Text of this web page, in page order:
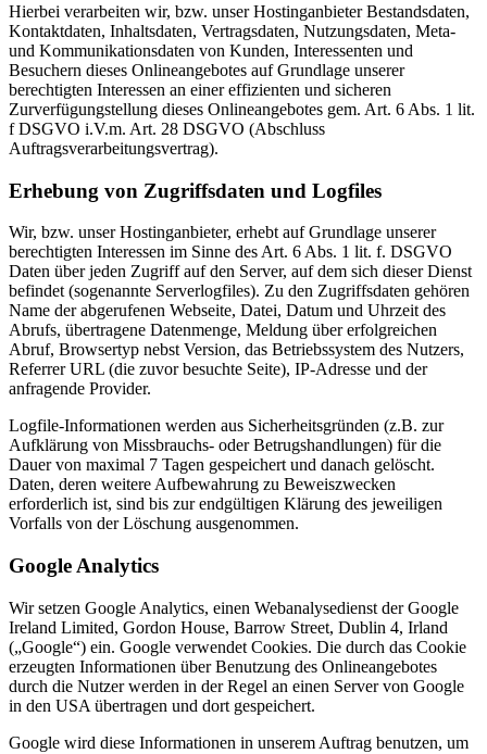
Hierbei verarbeiten wir, bzw. unser Hostinganbieter Bestandsdaten,
Kontaktdaten, Inhaltsdaten, Vertragsdaten, Nutzungsdaten, Meta-
und Kommunikationsdaten von Kunden, Interessenten und
Besuchern dieses Onlineangebotes auf Grundlage unserer
berechtigten Interessen an einer effizienten und sicheren
Zurverfügungstellung dieses Onlineangebotes gem. Art. 6 Abs. 1 lit.
f DSGVO i.V.m. Art. 28 DSGVO (Abschluss
Auftragsverarbeitungsvertrag).
Erhebung von Zugriffsdaten und Logfiles
Wir, bzw. unser Hostinganbieter, erhebt auf Grundlage unserer
berechtigten Interessen im Sinne des Art. 6 Abs. 1 lit. f. DSGVO
Daten über jeden Zugriff auf den Server, auf dem sich dieser Dienst
befindet (sogenannte Serverlogfiles). Zu den Zugriffsdaten gehören
Name der abgerufenen Webseite, Datei, Datum und Uhrzeit des
Abrufs, übertragene Datenmenge, Meldung über erfolgreichen
Abruf, Browsertyp nebst Version, das Betriebssystem des Nutzers,
Referrer URL (die zuvor besuchte Seite), IP-Adresse und der
anfragende Provider.
Logfile-Informationen werden aus Sicherheitsgründen (z.B. zur
Aufklärung von Missbrauchs- oder Betrugshandlungen) für die
Dauer von maximal 7 Tagen gespeichert und danach gelöscht.
Daten, deren weitere Aufbewahrung zu Beweiszwecken
erforderlich ist, sind bis zur endgültigen Klärung des jeweiligen
Vorfalls von der Löschung ausgenommen.
Google Analytics
Wir setzen Google Analytics, einen Webanalysedienst der Google
Ireland Limited, Gordon House, Barrow Street, Dublin 4, Irland
(„Google“) ein. Google verwendet Cookies. Die durch das Cookie
erzeugten Informationen über Benutzung des Onlineangebotes
durch die Nutzer werden in der Regel an einen Server von Google
in den USA übertragen und dort gespeichert.
Google wird diese Informationen in unserem Auftrag benutzen, um